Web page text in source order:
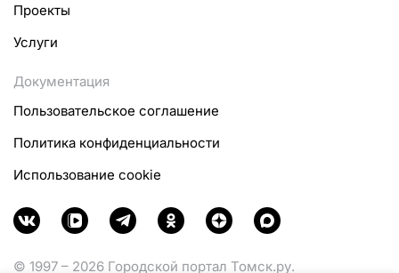
Проекты
Услуги
Документация
Пользовательское соглашение
Политика конфиденциальности
Использование cookie
© 1997 – 2026 Городской портал Томск.ру.